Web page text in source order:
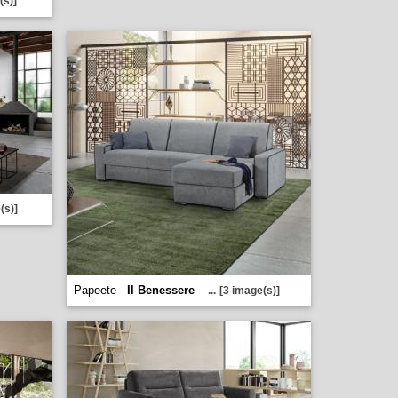
Papeete - Il Benessere ... [3 image(s)]